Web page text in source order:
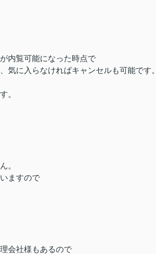
内覧可能になった時点で
気に入らなければキャンセルも可能です。
。
。
ますので
会社様もあるので